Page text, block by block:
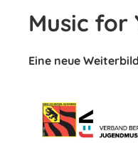
Music for
Eine neue